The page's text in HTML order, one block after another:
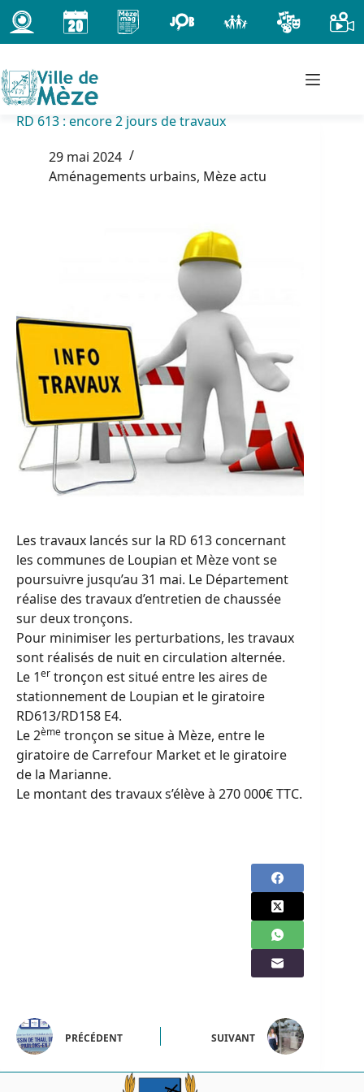
Passer
au
contenu
RD 613 : encore 2 jours de travaux
29 mai 2024
Aménagements urbains, Mèze actu
Les travaux lancés sur la RD 613 concernant
les communes de Loupian et Mèze vont se
poursuivre jusqu’au 31 mai. Le Département
réalise des travaux d’entretien de chaussée
sur deux tronçons.
Pour minimiser les perturbations, les travaux
sont réalisés de nuit en circulation alternée.
Le 1er tronçon est situé entre les aires de
stationnement de Loupian et le giratoire
RD613/RD158 E4.
Le 2ème tronçon se situe à Mèze, entre le
giratoire de Carrefour Market et le giratoire
de la Marianne.
Le montant des travaux s’élève à 270 000€ TTC.
PRÉCÉDENT SUIVANT